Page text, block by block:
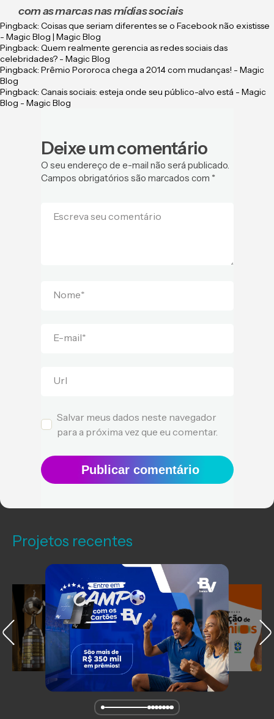
com as marcas nas mídias sociais
Pingback: Coisas que seriam diferentes se o Facebook não existisse
- Magic Blog | Magic Blog
Pingback: Quem realmente gerencia as redes sociais das
celebridades? - Magic Blog
Pingback: Prêmio Pororoca chega a 2014 com mudanças! - Magic
Blog
Pingback: Canais sociais: esteja onde seu público-alvo está - Magic
Blog - Magic Blog
Deixe um comentário
O seu endereço de e-mail não será publicado.
Campos obrigatórios são marcados com *
Escreva seu comentário
Nome*
E-mail*
Url
Salvar meus dados neste navegador
para a próxima vez que eu comentar.
Publicar comentário
Projetos recentes